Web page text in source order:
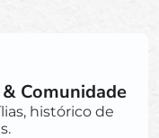
Comunidade
histórico de